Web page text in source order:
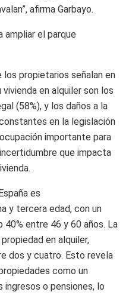
afirma Garbayo.
ampliar el parque
los propietarios señalan en
en alquiler son los
(58%), y los daños a la
en la legislación
importante para
que impacta
es
y tercera edad, con un
40% entre 46 y 60 años. La
en alquiler,
dos y cuatro. Esto revela
como un
o pensiones, lo